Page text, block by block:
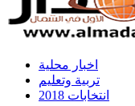
اخبار محلية
تربية وتعليم
انتخابات 2018